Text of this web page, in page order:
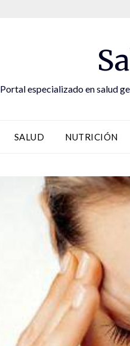
Portal especializado en salud
SALUD NUTRICIÓN